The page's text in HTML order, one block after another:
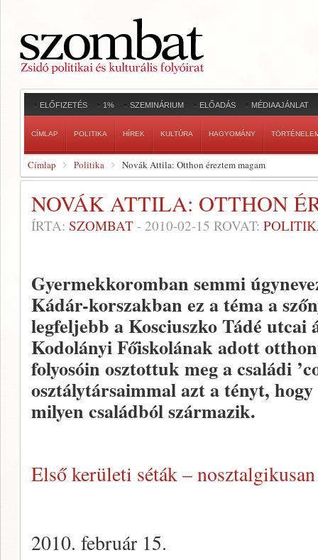
ELŐFIZETÉS 1% SZEMINÁRIUM ELŐADÁS MÉDIAAJÁNLAT
CÍMLAP POLITIKA HÍREK KULTÚRA HAGYOMÁNY
Címlap Politika Novák Attila: Otthon éreztem magam
NOVÁK ATTILA: OTTHON
ÍRTA: SZOMBAT - 2010-02-15 ROVAT:
Gyermekkoromban semmi
Kádár-korszakban ez a téma a
legfeljebb a Kosciuszko Tádé utcai
Kodolányi Főiskolának adott
folyosóin osztottuk meg a családi
osztálytársaimmal azt a tényt,
milyen családból származik.
Első kerületi séták – nosztalgikusan
2010. február 15.